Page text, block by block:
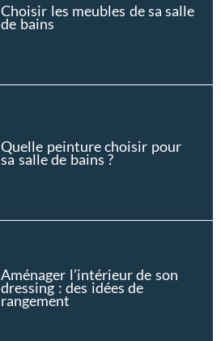
Choisir les meubles de sa salle
de bains
Quelle peinture choisir pour
sa salle de bains ?
Aménager l’intérieur de son
dressing : des idées de
rangement